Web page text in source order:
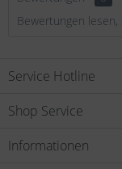
Bewertungen
Service Hotline
Shop Service
Informationen